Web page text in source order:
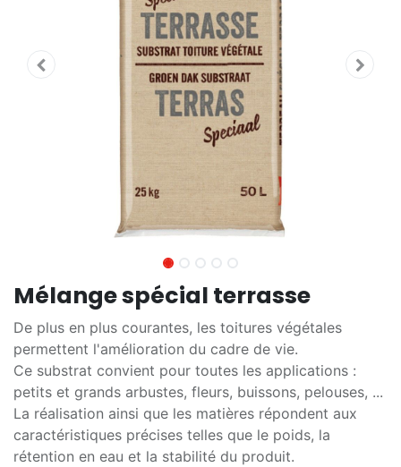
Mélange spécial terrasse
De plus en plus courantes, les toitures végétales
permettent l'amélioration du cadre de vie.
Ce substrat convient pour toutes les applications :
petits et grands arbustes, fleurs, buissons, pelouses, ...
La réalisation ainsi que les matières répondent aux
caractéristiques précises telles que le poids, la
rétention en eau et la stabilité du produit.